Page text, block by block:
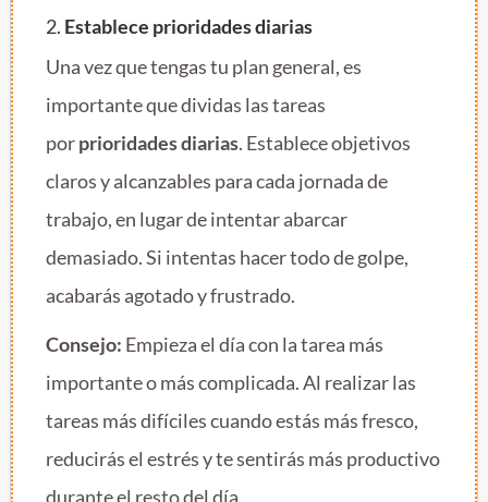
2. Establece prioridades diarias
Una vez que tengas tu plan general, es
importante que dividas las tareas
porprioridades diarias. Establece objetivos
claros y alcanzables para cada jornada de
trabajo, en lugar de intentar abarcar
demasiado. Si intentas hacer todo de golpe,
acabarás agotado y frustrado.
Consejo: Empieza el día con la tarea más
importante o más complicada. Al realizar las
tareas más difíciles cuando estás más fresco,
reducirás el estrés y te sentirás más productivo
durante el resto del día.